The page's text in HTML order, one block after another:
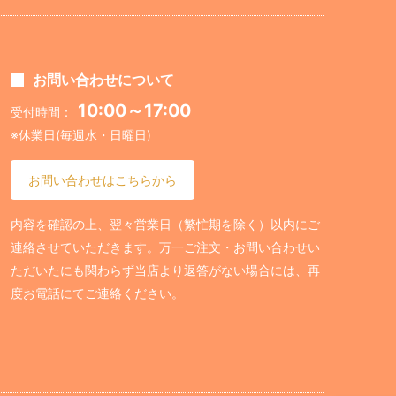
お問い合わせについて
受付時間： 10:00～17:00
※休業日(毎週水・日曜日)
お問い合わせはこちらから
内容を確認の上、翌々営業日（繁忙期を除く）以内にご
連絡させていただきます。万一ご注文・お問い合わせい
ただいたにも関わらず当店より返答がない場合には、再
度お電話にてご連絡ください。